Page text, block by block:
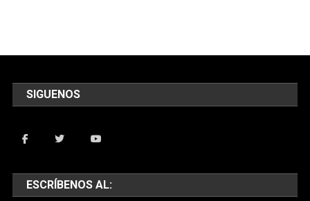
SIGUENOS
ESCRÍBENOS AL: